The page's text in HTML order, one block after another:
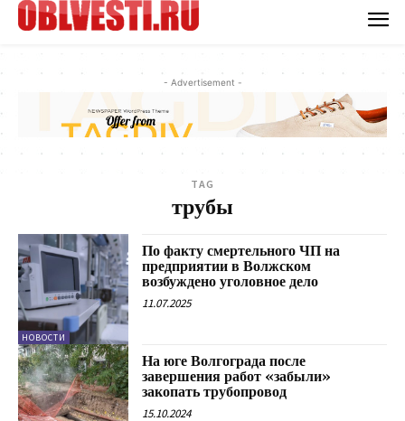
- Advertisement -
TAG
трубы
НОВОСТИ
По факту смертельного ЧП на
предприятии в Волжском
возбуждено уголовное дело
11.07.2025
На юге Волгограда после
завершения работ «забыли»
закопать трубопровод
15.10.2024